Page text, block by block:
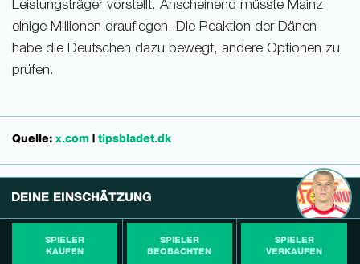
Leistungsträger vorstellt. Anscheinend müsste Mainz
einige Millionen drauflegen. Die Reaktion der Dänen
habe die Deutschen dazu bewegt, andere Optionen zu
prüfen.
Quelle: x.com tipsbladet.dk
DEINE EINSCHÄTZUNG
SPIELER
KAUFEN
SPIELER
BEOBACHTEN
SPIELER
VERKAUFEN